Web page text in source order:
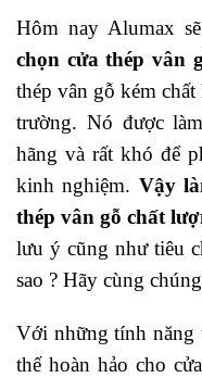
Hôm nay Alumax
chọn cửa thép vân
thép vân gỗ kém
trường. Nó được
hãng và rất khó để
kinh nghiệm. Vậy
thép vân gỗ chất
lưu ý cũng như tiêu
sao ? Hãy cùng
Với những tính năng
thế hoàn hảo cho